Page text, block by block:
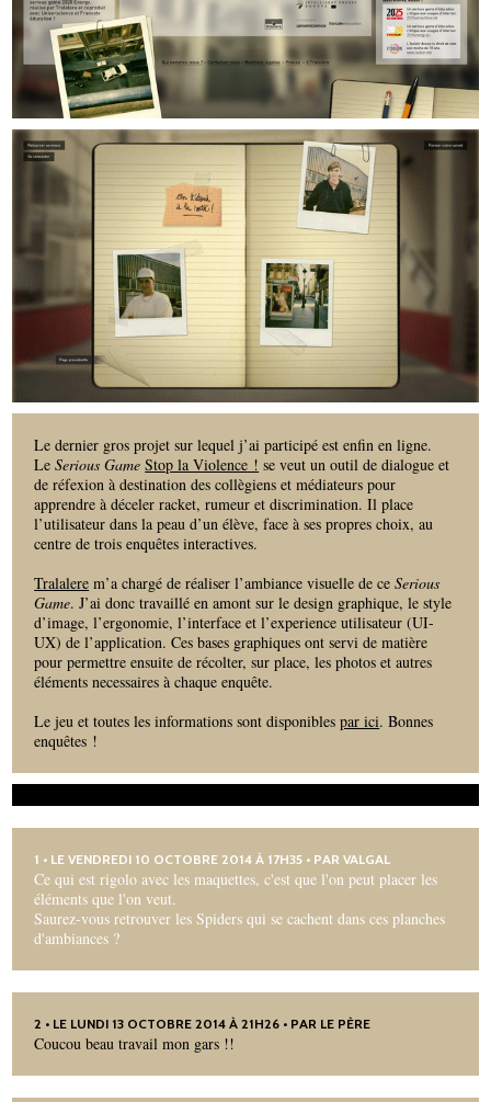
Le dernier gros projet sur lequel j’ai participé est enfin en ligne.
LeSerious Game Stop la Violence ! se veut un outil de dialogue et
de réfexion à destination des collègiens et médiateurs pour
apprendre à déceler racket, rumeur et discrimination. Il place
l’utilisateur dans la peau d’un élève, face à ses propres choix, au
centre de trois enquêtes interactives.
Tralalere m’a chargé de réaliser l’ambiance visuelle de ceSerious
Game. J’ai donc travaillé en amont sur le design graphique, le style
d’image, l’ergonomie, l’interface et l’experience utilisateur (UI-
UX) de l’application. Ces bases graphiques ont servi de matière
pour permettre ensuite de récolter, sur place, les photos et autres
éléments necessaires à chaque enquête.
Le jeu et toutes les informations sont disponiblespar ici. Bonnes
enquêtes !
1 • LE VENDREDI 10 OCTOBRE 2014 À 17H35 • PARVALGAL
Ce qui est rigolo avec les maquettes, c'est que l'on peut placer les
éléments que l'on veut.
Saurez-vous retrouver les Spiders qui se cachent dans ces planches
d'ambiances ?
2 • LE LUNDI 13 OCTOBRE 2014 À 21H26 • PAR LE PÈRE
Coucou beau travail mon gars !!